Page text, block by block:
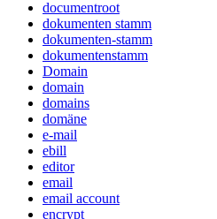
documentroot
dokumenten stamm
dokumenten-stamm
dokumentenstamm
Domain
domain
domains
domäne
e-mail
ebill
editor
email
email account
encrypt